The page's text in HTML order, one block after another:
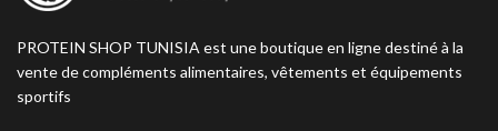
PROTEIN SHOP TUNISIA est une boutique en ligne destiné à la
vente de compléments alimentaires, vêtements et équipements
sportifs